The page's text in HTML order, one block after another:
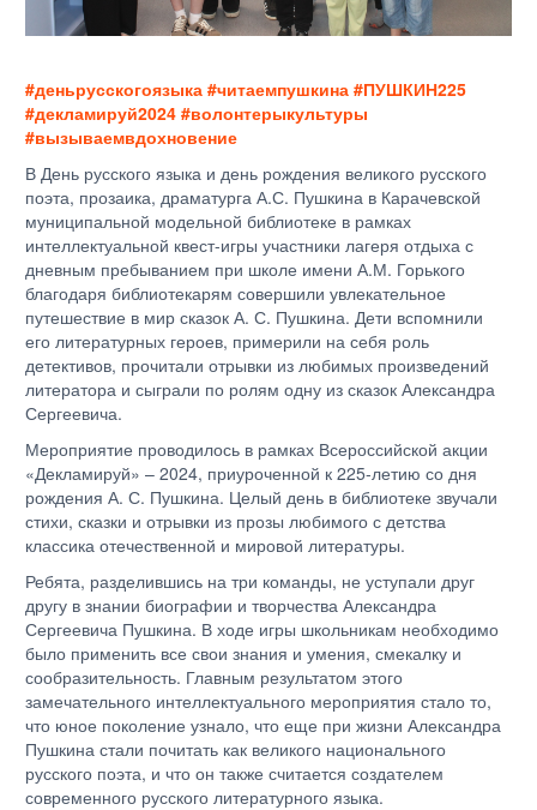
#деньрусскогоязыка #читаемпушкина #ПУШКИН225
#декламируй2024 #волонтерыкультуры
#вызываемвдохновение
В День русского языка и день рождения великого русского
поэта, прозаика, драматурга А.С. Пушкина в Карачевской
муниципальной модельной библиотеке в рамках
интеллектуальной квест-игры участники лагеря отдыха с
дневным пребыванием при школе имени А.М. Горького
благодаря библиотекарям совершили увлекательное
путешествие в мир сказок А. С. Пушкина. Дети вспомнили
его литературных героев, примерили на себя роль
детективов, прочитали отрывки из любимых произведений
литератора и сыграли по ролям одну из сказок Александра
Сергеевича.
Мероприятие проводилось в рамках Всероссийской акции
«Декламируй» – 2024, приуроченной к 225-летию со дня
рождения А. С. Пушкина. Целый день в библиотеке звучали
стихи, сказки и отрывки из прозы любимого с детства
классика отечественной и мировой литературы.
Ребята, разделившись на три команды, не уступали друг
другу в знании биографии и творчества Александра
Сергеевича Пушкина. В ходе игры школьникам необходимо
было применить все свои знания и умения, смекалку и
сообразительность. Главным результатом этого
замечательного интеллектуального мероприятия стало то,
что юное поколение узнало, что еще при жизни Александра
Пушкина стали почитать как великого национального
русского поэта, и что он также считается создателем
современного русского литературного языка.